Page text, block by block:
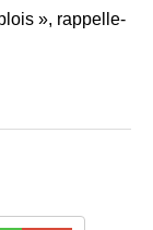
», rappelle-